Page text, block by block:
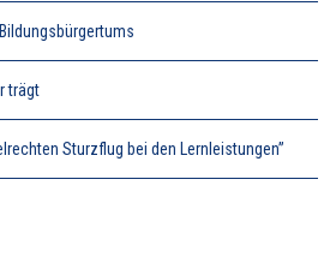
trägt
Sturzflug bei den Lernleistungen”